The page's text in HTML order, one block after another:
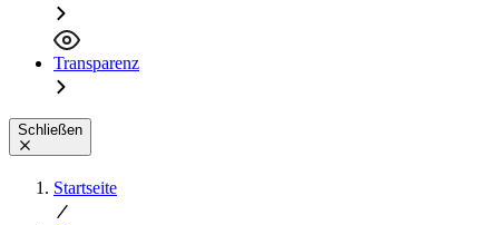
Transparenz
Schließen
Startseite